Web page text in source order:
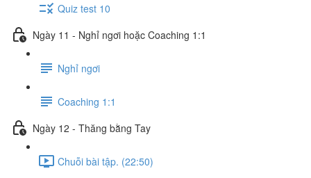
Quiz test 10
Ngày 11 - Nghỉ ngơi hoặc Coaching 1:1
Nghỉ ngơi
Coaching 1:1
Ngày 12 - Thăng bằng Tay
Chuỗi bài tập. (22:50)